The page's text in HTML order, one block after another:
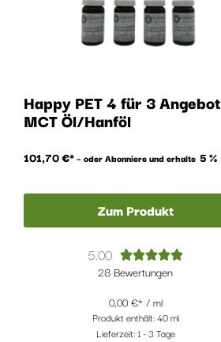
Happy PET 4 für 3 Angebot
MCT Öl/Hanföl
101,70€ – oder Abonniere und erhalte 5 %
Zum Produkt
5.00 
28 Bewertungen
0,00 € / ml
Produkt enthält: 40ml
Lieferzeit:1 - 3 Tage